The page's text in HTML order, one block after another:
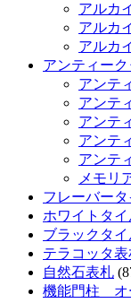
アルカ
アルカ
アルカ
アンティー
アンテ
アンテ
アンテ
アンテ
アンテ
メモリ
フレーバー
ホワイトタ
ブラックタ
テラコッタ表
自然石表札
機能門柱 オ